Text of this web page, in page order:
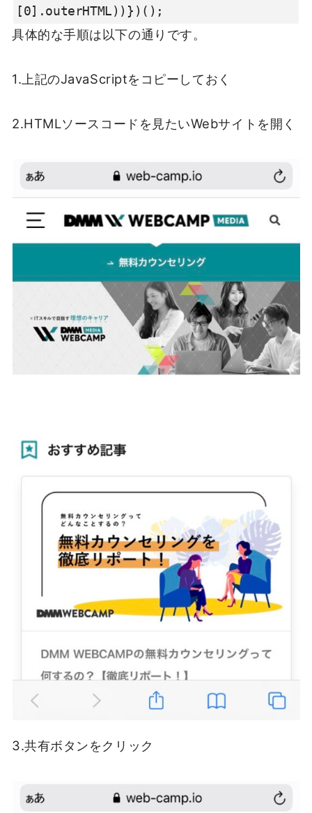
[0].outerHTML))})();
具体的な手順は以下の通りです。
1.上記のJavaScriptをコピーしておく
2.HTMLソースコードを見たいWebサイトを開く
3.共有ボタンをクリック